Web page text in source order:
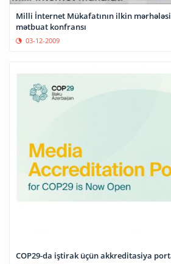
Milli İnternet Mükafatının ilkin
mətbuat konfransı
03-12-2009
COP29-da iştirak üçün akkreditasiya